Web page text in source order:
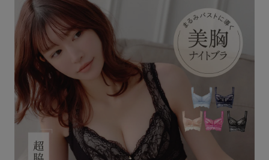
Angellir blog
insta
LIN